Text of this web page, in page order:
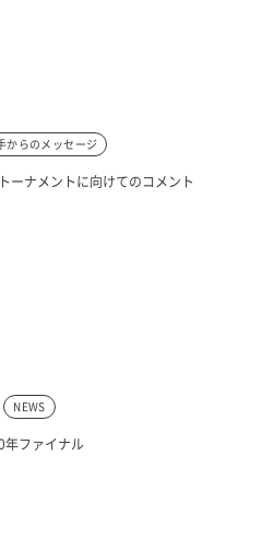
からのメッセージ
ーナメントに向けてのコメント
NEWS
年ファイナル